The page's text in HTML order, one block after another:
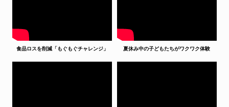
食品ロスを削減「もぐもぐチャレンジ」 夏休み中の子どもたちがワクワク体験